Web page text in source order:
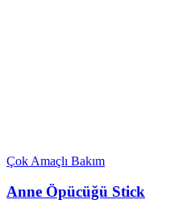
Çok Amaçlı Bakım
Anne Öpücüğü Stick